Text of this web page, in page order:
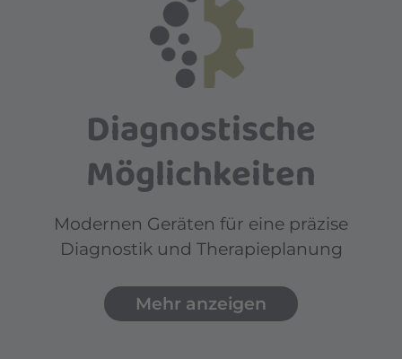
Diagnostische
Möglichkeiten
Modernen Geräten für eine präzise
Diagnostik und Therapieplanung
Mehr anzeigen